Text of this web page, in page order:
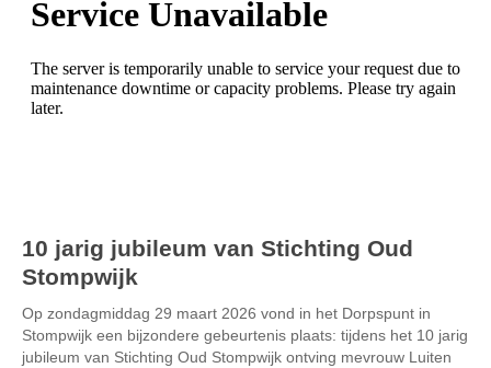
10 jarig jubileum van Stichting Oud
Stompwijk
Op zondagmiddag 29 maart 2026 vond in het Dorpspunt in
Stompwijk een bijzondere gebeurtenis plaats: tijdens het 10 jarig
jubileum van Stichting Oud Stompwijk ontving mevrouw Luiten